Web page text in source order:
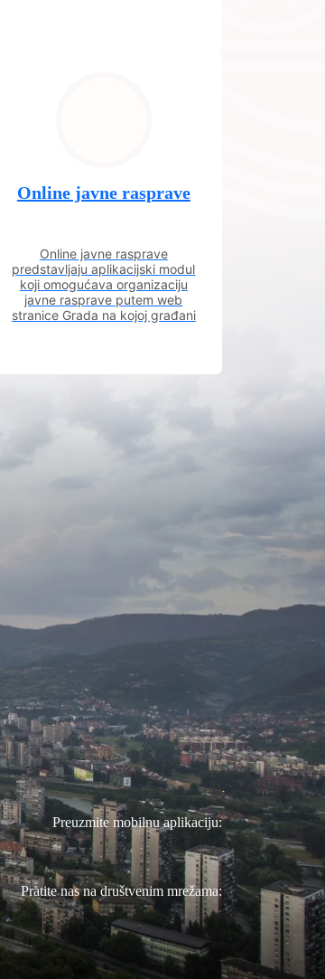
Online javne rasprave
Online javne rasprave
predstavljaju aplikacijski modul
koji omogućava organizaciju
javne rasprave putem web
stranice Grada na kojoj građani
Preuzmite mobilnu aplikaciju:
Pratite nas na društvenim mrežama: